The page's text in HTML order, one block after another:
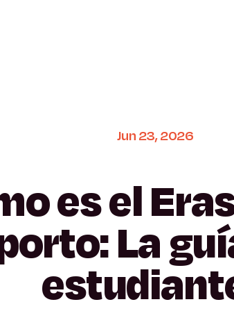
Jun23,2026
esel
La